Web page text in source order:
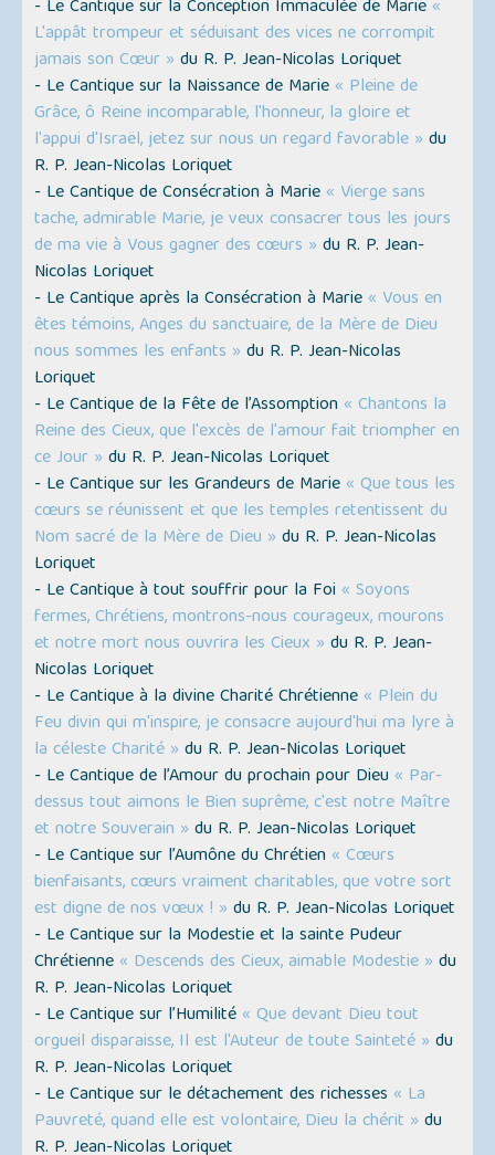
- Le Cantique sur la Conception Immaculée de Marie «
L'appât trompeur et séduisant des vices ne corrompit
jamais son Cœur » du R. P. Jean-Nicolas Loriquet
- Le Cantique sur la Naissance de Marie « Pleine de
Grâce, ô Reine incomparable, l'honneur, la gloire et
l'appui d'Israël, jetez sur nous un regard favorable » du
R. P. Jean-Nicolas Loriquet
- Le Cantique de Consécration à Marie « Vierge sans
tache, admirable Marie, je veux consacrer tous les jours
de ma vie à Vous gagner des cœurs » du R. P. Jean-
Nicolas Loriquet
- Le Cantique après la Consécration à Marie « Vous en
êtes témoins, Anges du sanctuaire, de la Mère de Dieu
nous sommes les enfants » du R. P. Jean-Nicolas
Loriquet
- Le Cantique de la Fête de l’Assomption « Chantons la
Reine des Cieux, que l'excès de l'amour fait triompher en
ce Jour » du R. P. Jean-Nicolas Loriquet
- Le Cantique sur les Grandeurs de Marie « Que tous les
cœurs se réunissent et que les temples retentissent du
Nom sacré de la Mère de Dieu » du R. P. Jean-Nicolas
Loriquet
- Le Cantique à tout souffrir pour la Foi « Soyons
fermes, Chrétiens, montrons-nous courageux, mourons
et notre mort nous ouvrira les Cieux » du R. P. Jean-
Nicolas Loriquet
- Le Cantique à la divine Charité Chrétienne « Plein du
Feu divin qui m'inspire, je consacre aujourd'hui ma lyre à
la céleste Charité » du R. P. Jean-Nicolas Loriquet
- Le Cantique de l’Amour du prochain pour Dieu « Par-
dessus tout aimons le Bien suprême, c'est notre Maître
et notre Souverain » du R. P. Jean-Nicolas Loriquet
- Le Cantique sur l’Aumône du Chrétien « Cœurs
bienfaisants, cœurs vraiment charitables, que votre sort
est digne de nos vœux ! » du R. P. Jean-Nicolas Loriquet
- Le Cantique sur la Modestie et la sainte Pudeur
Chrétienne « Descends des Cieux, aimable Modestie » du
R. P. Jean-Nicolas Loriquet
- Le Cantique sur l’Humilité « Que devant Dieu tout
orgueil disparaisse, Il est l'Auteur de toute Sainteté » du
R. P. Jean-Nicolas Loriquet
- Le Cantique sur le détachement des richesses « La
Pauvreté, quand elle est volontaire, Dieu la chérit » du
R. P. Jean-Nicolas Loriquet